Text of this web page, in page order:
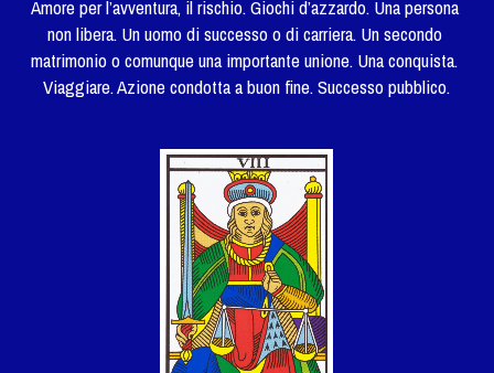
Amore per l’avventura, il rischio. Giochi d’azzardo. Una persona
non libera. Un uomo di successo o di carriera. Un secondo
matrimonio o comunque una importante unione. Una conquista.
Viaggiare. Azione condotta a buon fine. Successo pubblico.